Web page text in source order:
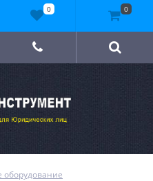
оборудование
0 0